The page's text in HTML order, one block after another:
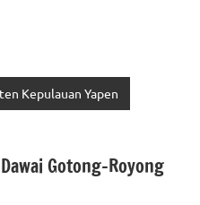
Kepulauan Yapen
Gotong-Royong